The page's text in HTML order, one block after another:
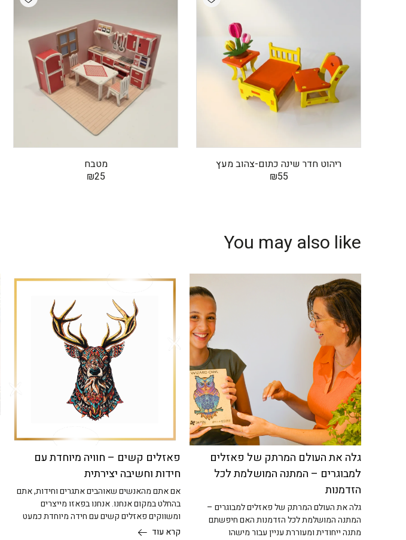
ריהוט חדר שינה כתום-צהוב מעץ
₪55
מטבח
₪25
You may also like
גלה את העולם המרתק של פאזלים
למבוגרים – המתנה המושלמת לכל
הזדמנות
גלה את העולם המרתק של פאזלים למבוגרים –
המתנה המושלמת לכל הזדמנות האם חיפשתם
מתנה ייחודית ומעוררת עניין עבור מישהו
פאזלים קשים – חוויה מיוחדת עם
חידות וחשיבה יצירתית
אם אתם מהאנשים שאוהבים אתגרים וחידות, אתם
בהחלט במקום אנחנו. אנחנו בפאזו מייצרים
ומשווקים פאזלים קשים עם חידה מיוחדת כמעט
קרא עוד